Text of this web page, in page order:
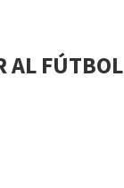
AL FÚTBOL